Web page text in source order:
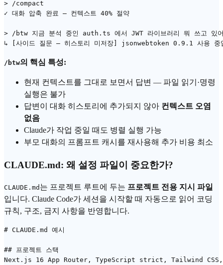
> /compact
✓ 대화 압축 완료 — 컨텍스트 40% 절약
> /btw 지금 분석 중인 auth.ts 에서 JWT 라이브러리 뭐 쓰고 있
/btw의 핵심 특성:
현재 컨텍스트를 그대로 보면서 답변 — 파일 읽기·명령
실행은 불가
답변이 대화 히스토리에 추가되지 않아 컨텍스트 오염
없음
Claude가 작업 중일 때도 병렬 실행 가능
부모 대화의 프롬프트 캐시를 재사용해 추가 비용 최소
CLAUDE.md: 왜 설정 파일이 중요한가?
CLAUDE.md 는 프로젝트 루트에 두는 프로젝트 전용 지시 파일
입니다. Claude Code가 세션을 시작할 때 자동으로 읽어 코딩
규칙, 구조, 금지 사항을 반영합니다.
# CLAUDE.md 예시
## 프로젝트 스택
Next.js 16 App Router, TypeScript strict, Tailwind CSS,